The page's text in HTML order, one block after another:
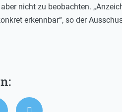
nicht zu beobachten.
erkennbar“, so der